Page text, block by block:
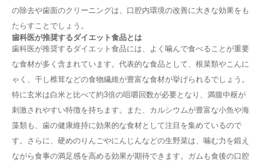
の除去や歯面のクリーニングは、口腔内環境の改善に大きな効果をも
たらすことでしょう。
歯科医が推奨するダイエット食品とは
歯科医が推奨するダイエット食品には、よく噛んで食べることが重要
な食材が多く含まれています。代表的な食品として、根菜類やこんに
ゃく、干し椎茸などの食物繊維が豊富な食材が挙げられるでしょう。
特に玄米は白米と比べて約3倍の咀嚼回数が必要となり、満腹中枢が
刺激されやすい特徴を持ちます。また、カルシウムが豊富な小魚や海
藻類も、歯の健康維持に効果的な食材として注目を集めているので
す。さらに、硬めのりんごやにんじんなどの生野菜は、噛む力を鍛え
ながら食事の満足感を高める効果が期待できます。ガムも食後の口腔